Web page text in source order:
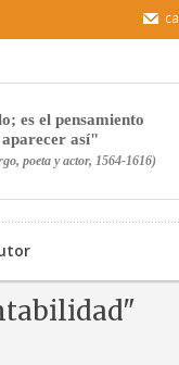
es el pensamiento
así
poeta y actor, 1564-1616)